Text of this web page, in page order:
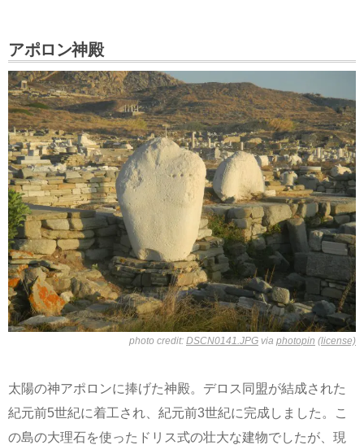
アポロン神殿
photo credit: DSCN0141.JPG via photopin (license)
太陽の神アポロンに捧げた神殿。デロス同盟が結成された
紀元前5世紀に着工され、紀元前3世紀に完成しました。こ
の島の大理石を使ったドリス式の壮大な建物でしたが、現